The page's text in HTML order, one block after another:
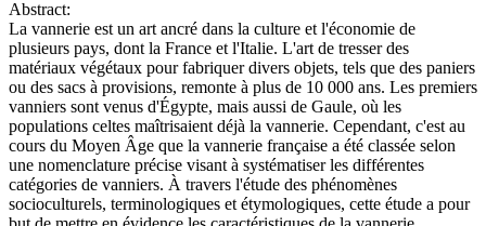
Abstract:
La vannerie est un art ancré dans la culture et l'économie de
plusieurs pays, dont la France et l'Italie. L'art de tresser des
matériaux végétaux pour fabriquer divers objets, tels que des paniers
ou des sacs à provisions, remonte à plus de 10 000 ans. Les premiers
vanniers sont venus d'Égypte, mais aussi de Gaule, où les
populations celtes maîtrisaient déjà la vannerie. Cependant, c'est au
cours du Moyen Âge que la vannerie française a été classée selon
une nomenclature précise visant à systématiser les différentes
catégories de vanniers. À travers l'étude des phénomènes
socioculturels, terminologiques et étymologiques, cette étude a pour